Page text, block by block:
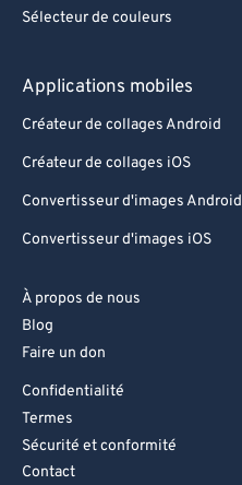
Sélecteur de couleurs
Applications mobiles
Créateur de collages Android
Créateur de collages iOS
Convertisseur d'images Android
Convertisseur d'images iOS
À propos de nous
Blog
Faire un don
Confidentialité
Termes
Sécurité et conformité
Contact